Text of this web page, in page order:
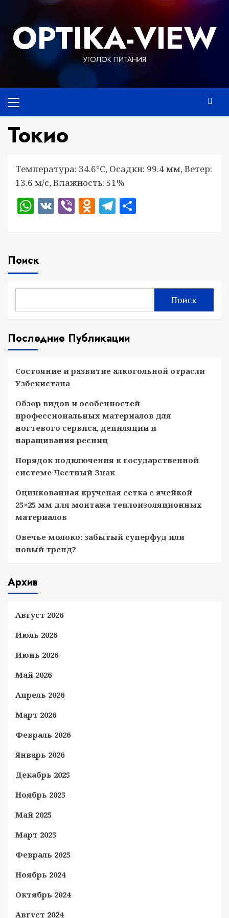
содержимому
OPTIKA-VIEW
УГОЛОК ПИТАНИЯ
меню
Токио
Температура: 34.6°C, Осадки: 99.4 мм, Ветер:
13.6 м/с, Влажность: 51%
WhatsApp
VKViberOdnoklassniki
Telegram
Поиск
Поиск
Последние Публикации
Состояние и развитие алкогольной отрасли
Узбекистана
Обзор видов и особенностей
профессиональных материалов для
ногтевого сервиса, депиляции и
наращивания ресниц
Порядок подключения к государственной
системе Честный Знак
Оцинкованная крученая сетка с ячейкой
25×25 мм для монтажа теплоизоляционных
материалов
Овечье молоко: забытый суперфуд или
новый тренд?
Архив
Август 2026
Июль 2026
Июнь 2026
Май 2026
Апрель 2026
Март 2026
Февраль 2026
Январь 2026
Декабрь 2025
Ноябрь 2025
Май 2025
Март 2025
Февраль 2025
Ноябрь 2024
Октябрь 2024
Август 2024